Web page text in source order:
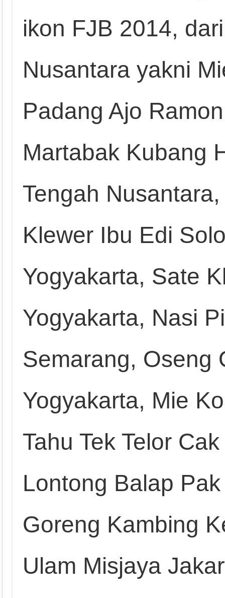
ikon FJB 2014,
Nusantara yakni
Padang Ajo
Martabak Kubang
Tengah
Klewer Ibu Edi
Yogyakarta, Sate
Yogyakarta, Nasi
Semarang, Oseng
Yogyakarta, Mie
Tahu Tek Telor
Lontong Balap
Goreng Kambing
Ulam Misjaya